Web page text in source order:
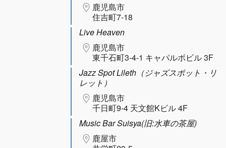
鹿児島市
住吉町7-18
Live Heaven
鹿児島市
東千石町3-4-1 キャパルボビル 3F
Jazz Spot Lileth（ジャズスポット・リ
レット）
鹿児島市
千日町9-4 天文館Kビル 4F
Music Bar Suisya(旧:水車の茶屋)
鹿屋市